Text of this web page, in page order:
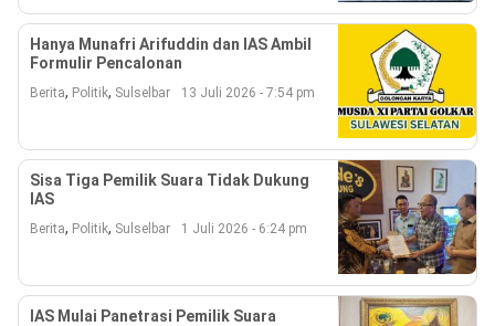
All
Right
Reserved
Hanya Munafri Arifuddin dan IAS Ambil
Formulir Pencalonan
Berita, Politik, Sulselbar 13 Juli 2026 - 7:54 pm
Sisa Tiga Pemilik Suara Tidak Dukung
IAS
Berita, Politik, Sulselbar 1 Juli 2026 - 6:24 pm
IAS Mulai Panetrasi Pemilik Suara